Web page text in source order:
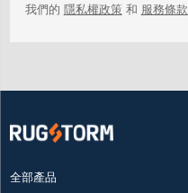
我們的 隱私權政策和 服務條款
全部產品